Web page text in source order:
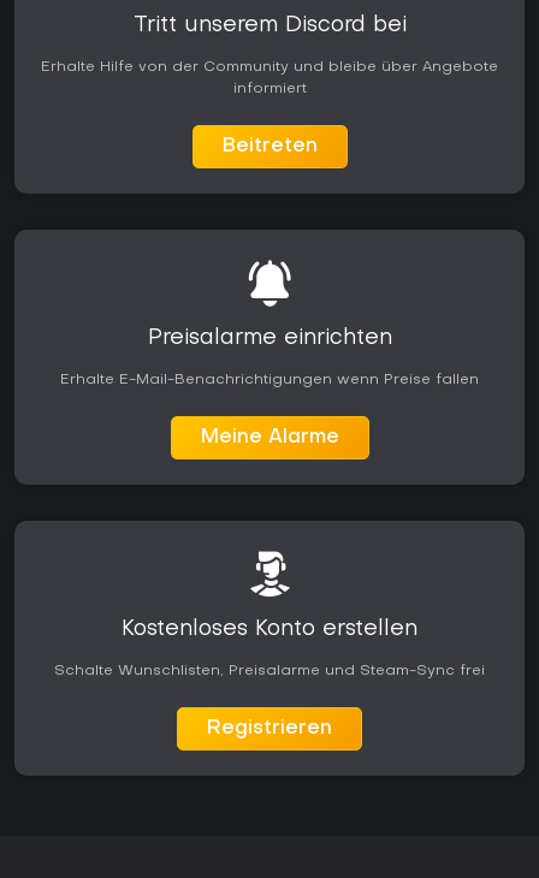
Tritt unserem Discord bei
Erhalte Hilfe von der Community und bleibe über Angebote
informiert
Beitreten
Preisalarme einrichten
Erhalte E-Mail-Benachrichtigungen wenn Preise fallen
Meine Alarme
Kostenloses Konto erstellen
Schalte Wunschlisten, Preisalarme und Steam-Sync frei
Registrieren